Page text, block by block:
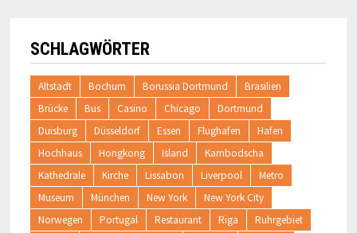
SCHLAGWÖRTER
Altstadt Bochum Borussia Dortmund
Brasilien
Brücke
Bus Casino Chicago
Dortmund
Duisburg
Düsseldorf Essen Flughafen
Hafen
Hochhaus
Hongkong Island
Kambodscha
Kathedrale
Kirche Lissabon Liverpool
Metro
Museum
München New York
New York City
Norwegen
Portugal Restaurant Riga Ruhrgebiet